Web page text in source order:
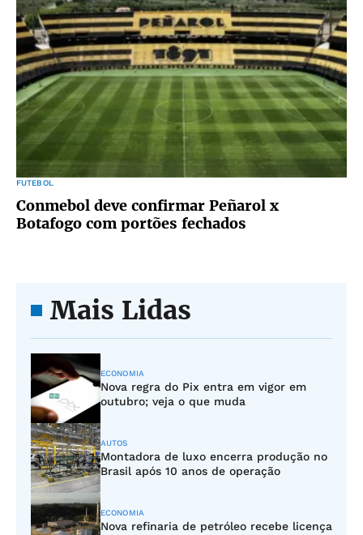
FUTEBOL
Conmebol deve confirmar Peñarol x
Botafogo com portões fechados
Mais Lidas
ECONOMIA
Nova regra do Pix entra em vigor em
outubro; veja o que muda
AUTOS
Montadora de luxo encerra produção no
Brasil após 10 anos de operação
ECONOMIA
Nova refinaria de petróleo recebe licença